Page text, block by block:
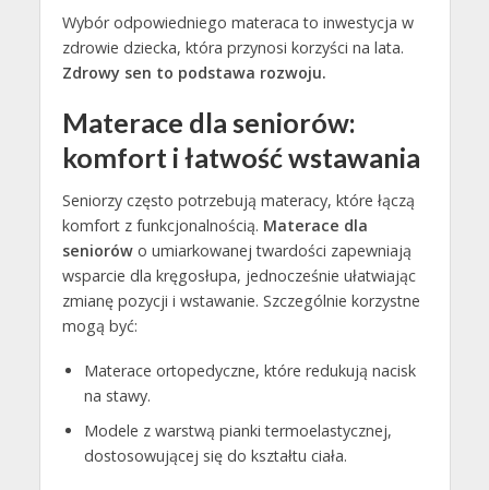
Wybór odpowiedniego materaca to inwestycja w
zdrowie dziecka, która przynosi korzyści na lata.
Zdrowy sen to podstawa rozwoju.
Materace dla seniorów:
komfort i łatwość wstawania
Seniorzy często potrzebują materacy, które łączą
komfort z funkcjonalnością. Materace dla
seniorówo umiarkowanej twardości zapewniają
wsparcie dla kręgosłupa, jednocześnie ułatwiając
zmianę pozycji i wstawanie. Szczególnie korzystne
mogą być:
Materace ortopedyczne, które redukują nacisk
na stawy.
Modele z warstwą pianki termoelastycznej,
dostosowującej się do kształtu ciała.